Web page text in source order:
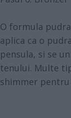
O formula
aplica ca o
pensula, si se
tenului. Multe
shimmer